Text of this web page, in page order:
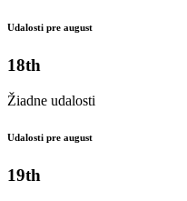
Udalosti pre august
18th
Žiadne udalosti
Udalosti pre august
19th